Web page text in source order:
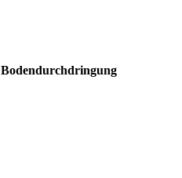
Bodendurchdringung